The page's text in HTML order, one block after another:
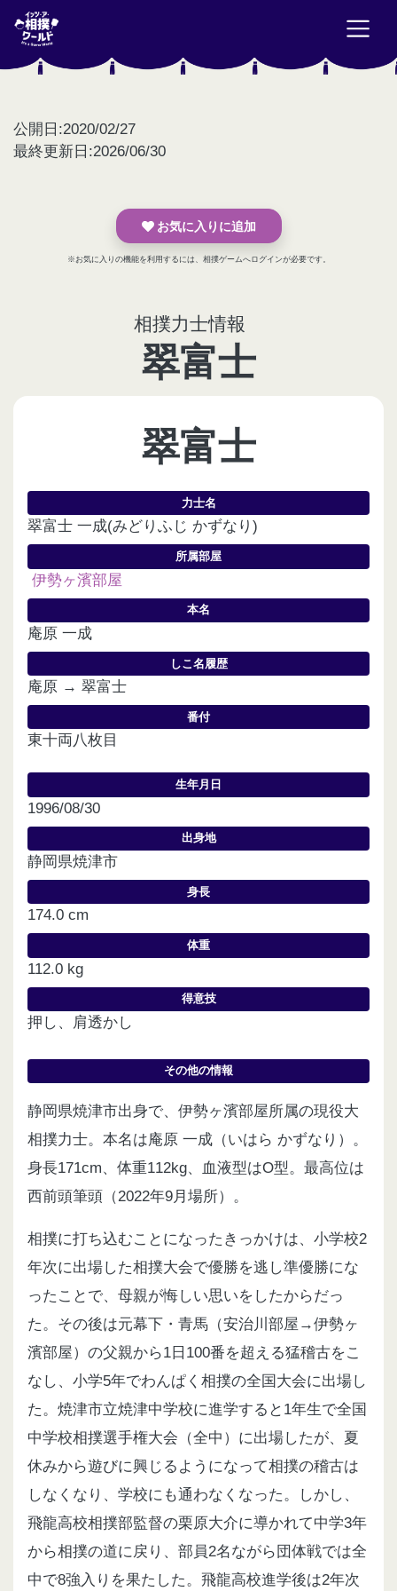
公開日:2020/02/27
最終更新日:2026/06/30
お気に入りに追加
※お気に入りの機能を利用するには、相撲ゲームへログインが必要です。
相撲力士情報
翠富士
翠富士
力士名
翠富士 一成(みどりふじ かずなり)
所属部屋
伊勢ヶ濱部屋
本名
庵原 一成
しこ名履歴
庵原 → 翠富士
番付
東十両八枚目
生年月日
1996/08/30
出身地
静岡県焼津市
身長
174.0 cm
体重
112.0 kg
得意技
押し、肩透かし
その他の情報
静岡県焼津市出身で、伊勢ヶ濱部屋所属の現役大
相撲力士。本名は庵原 一成（いはら かずなり）。
身長171cm、体重112kg、血液型はO型。最高位は
西前頭筆頭（2022年9月場所）。
相撲に打ち込むことになったきっかけは、小学校2
年次に出場した相撲大会で優勝を逃し準優勝にな
ったことで、母親が悔しい思いをしたからだっ
た。その後は元幕下・青馬（安治川部屋→伊勢ヶ
濱部屋）の父親から1日100番を超える猛稽古をこ
なし、小学5年でわんぱく相撲の全国大会に出場し
た。焼津市立焼津中学校に進学すると1年生で全国
中学校相撲選手権大会（全中）に出場したが、夏
休みから遊びに興じるようになって相撲の稽古は
しなくなり、学校にも通わなくなった。しかし、
飛龍高校相撲部監督の栗原大介に導かれて中学3年
から相撲の道に戻り、部員2名ながら団体戦では全
中で8強入りを果たした。飛龍高校進学後は2年次